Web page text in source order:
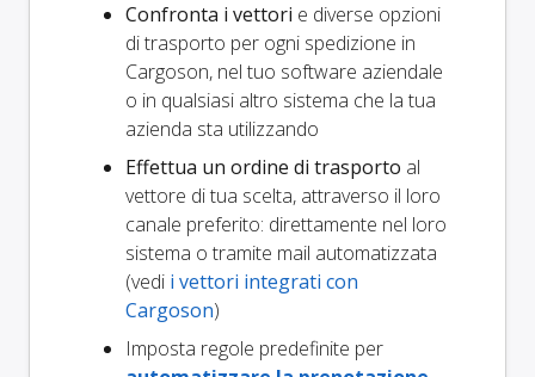
Confronta i vettori e diverse opzioni
di trasporto per ogni spedizione in
Cargoson, nel tuo software aziendale
o in qualsiasi altro sistema che la tua
azienda sta utilizzando
Effettua un ordine di trasporto al
vettore di tua scelta, attraverso il loro
canale preferito: direttamente nel loro
sistema o tramite mail automatizzata
(vedi i vettori integrati con
Cargoson)
Imposta regole predefinite per